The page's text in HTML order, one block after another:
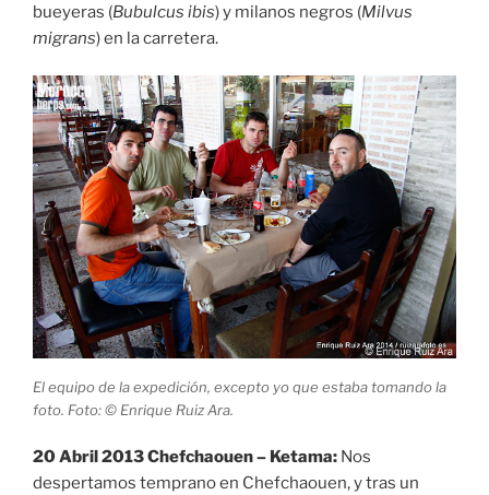
bueyeras (Bubulcus ibis) y milanos negros (Milvus
migrans) en la carretera.
El equipo de la expedición, excepto yo que estaba tomando la
foto. Foto: © Enrique Ruiz Ara.
20 Abril 2013 Chefchaouen – Ketama: Nos
despertamos temprano en Chefchaouen, y tras un